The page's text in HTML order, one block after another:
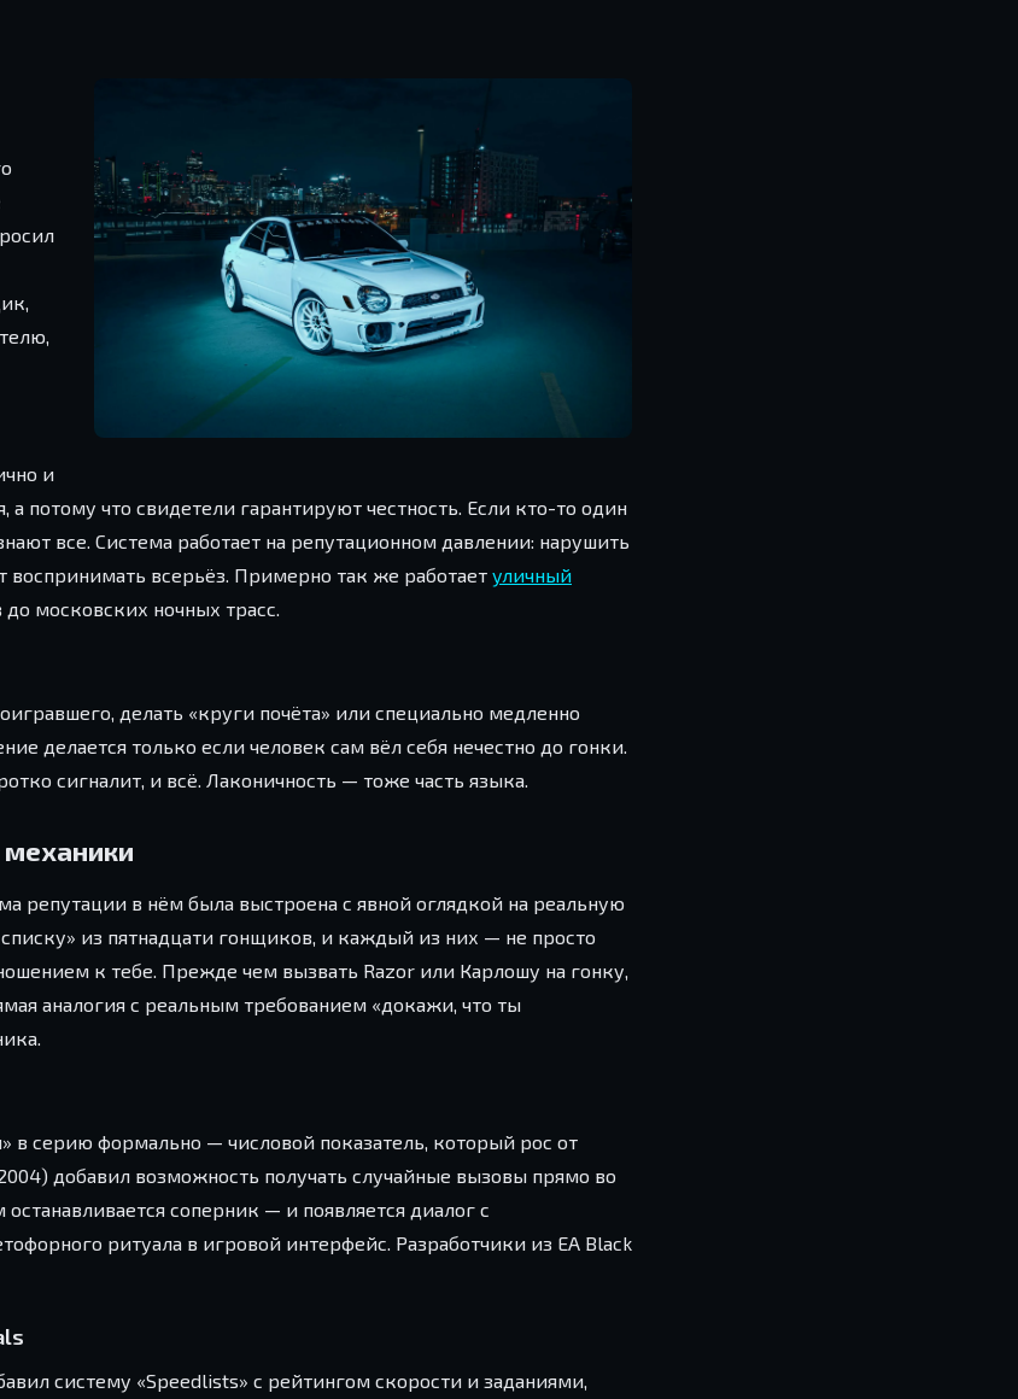
и
потому что свидетели гарантируют честность. Если кто-то один
все. Система работает на репутационном давлении: нарушить
воспринимать всерьёз. Примерно так же работает уличный
московских ночных трасс.
делать «круги почёта» или специально медленно
делается только если человек сам вёл себя нечестно до гонки.
сигналит, и всё. Лаконичность — тоже часть языка.
механики
репутации в нём была выстроена с явной оглядкой на реальную
из пятнадцати гонщиков, и каждый из них — не просто
к тебе. Прежде чем вызвать Razor или Карлошу на гонку,
аналогия с реальным требованием «докажи, что ты
в серию формально — числовой показатель, который рос от
добавил возможность получать случайные вызовы прямо во
соперник — и появляется диалог с
ритуала в игровой интерфейс. Разработчики из EA Black
систему «Speedlists» с рейтингом скорости и заданиями,